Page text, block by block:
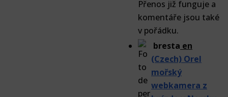
Přenos již funguje a
komentáře jsou také
v pořádku.
bresta en
(Czech) Orel
mořský
webkamera z